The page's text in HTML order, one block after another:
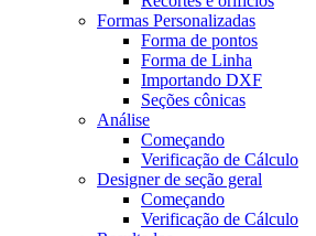
Formas Personalizadas
Forma de pontos
Forma de Linha
Importando DXF
Seções cônicas
Análise
Começando
Verificação de Cálculo
Designer de seção geral
Começando
Verificação de Cálculo